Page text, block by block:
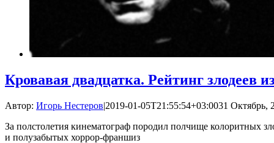
Кровавая двадцатка. Рейтинг злодеев
Автор: Игорь Нестеров|2019-01-05T21:55:54+03:0031 Октябрь,
За полстолетия кинематограф породил полчище колоритных
и полузабытых хоррор-франшиз